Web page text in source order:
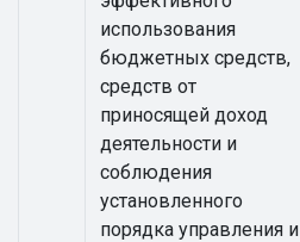
использования
бюджетных средств,
средств от
приносящей доход
деятельности и
соблюдения
установленного
порядка управления и